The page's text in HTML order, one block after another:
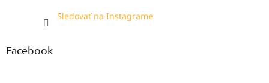
Sledovať na Instagrame
Facebook